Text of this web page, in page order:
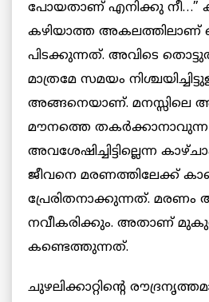
പോയതാണ് എനിക്കു നീ…”
കഴിയാത്ത അകലത്തിലാണ്
പിടക്കുന്നത്. അവിടെ
മാത്രമേ സമയം
അങ്ങനെയാണ്. മനസ്സിലെ
മൗനത്തെ തകര്‍ക്കാനാവുന്ന
അവശേഷിച്ചിട്ടില്ലെന്ന
ജീവനെ മരണത്തിലേക്ക്
പ്രേരിതനാക്കുന്നത്.
നവീകരിക്കും. അതാണ്
കണ്ടെത്തുന്നത്.
ചുഴലിക്കാറ്റിന്റെ